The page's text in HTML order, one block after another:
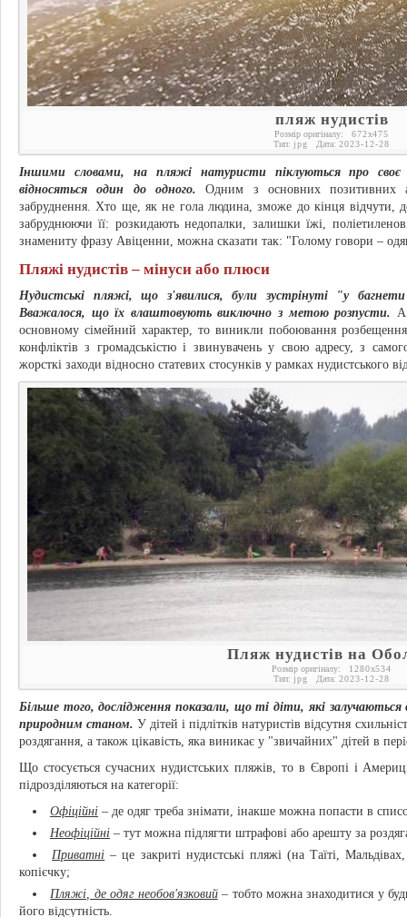
пляж нудистів
Розмір оригіналу: 672x475
Тип: jpg Дата: 2023-12-28
Іншими словами, на пляжі натуристи піклуються про своє
відносяться один до одного. Одним з основних позитивних
забруднення. Хто ще, як не гола людина, зможе до кінця відчути,
забруднюючи її: розкидають недопалки, залишки їжі,
знамениту фразу Авіценни, можна сказати так: "Голому говори –
Пляжі нудистів – мінуси або плюси
Нудистські пляжі, що з'явилися, були зустрінуті "у
Вважалося, що їх влаштовують виключно з метою розпусти. А
основному сімейний характер, то виникли побоювання
конфліктів з громадськістю і звинувачень у свою адресу, з
жорсткі заходи відносно статевих стосунків у рамках нудистського
Пляж нудистів на
Розмір оригіналу: 1280x534
Тип: jpg Дата: 2023-12-28
Більше того, дослідження показали, що ті діти, які
природним станом. У дітей і підлітків натуристів відсутня
роздягання, а також цікавість, яка виникає у "звичайних" дітей в
Що стосується сучасних нудистських пляжів, то в Європі і
підрозділяються на категорії:
Офіційні – де одяг треба знімати, інакше можна попасти в
Неофіційні – тут можна підлягти штрафові або арешту за
Приватні – це закриті нудистські пляжі (на Таїті,
копієчку;
Пляжі, де одяг необов'язковий– тобто можна знаходитися у
його відсутність.